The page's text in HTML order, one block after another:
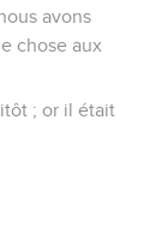
avons
chose aux
; or il était